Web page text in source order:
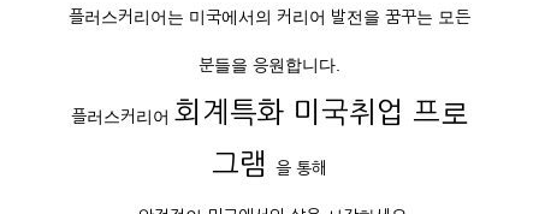
플러스커리어는 미국에서의 커리어 발전을 꿈꾸는 모든
분들을 응원합니다.
플러스커리어 회계특화 미국취업 프로
그램
을 통해